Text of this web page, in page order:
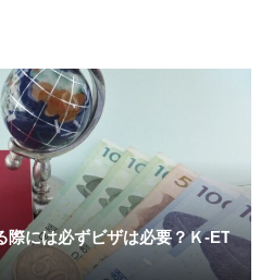
際には必ずビザは必要？Ｋ-ET